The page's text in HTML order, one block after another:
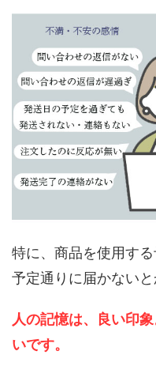
特に、商品を使用す
予定通りに届かないと
人の記憶は、
良い印
いです。